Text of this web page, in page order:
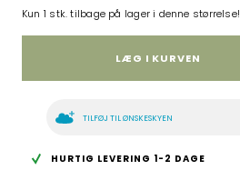
Kun 1 stk. tilbage på lager i denne størrelse!
LÆG I KURVEN
TILFØJ TIL ØNSKESKYEN
HURTIG LEVERING 1-2 DAGE